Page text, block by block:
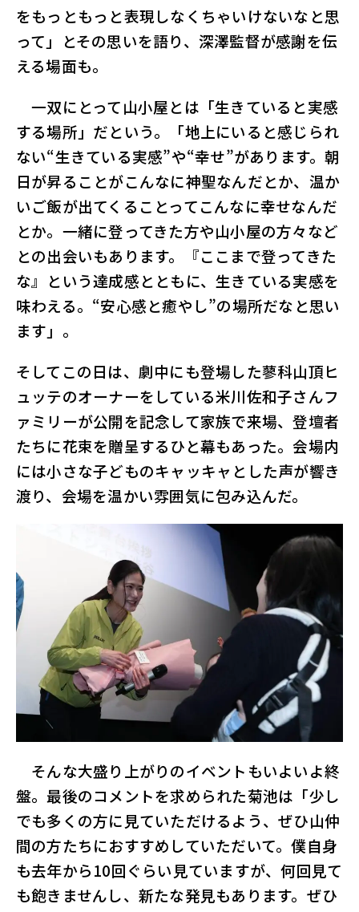
をもっともっと表現しなくちゃいけないなと思
って」とその思いを語り、深澤監督が感謝を伝
える場面も。
一双にとって山小屋とは「生きていると実感
する場所」だという。「地上にいると感じられ
ない“生きている実感”や“幸せ”があります。朝
日が昇ることがこんなに神聖なんだとか、温か
いご飯が出てくることってこんなに幸せなんだ
とか。一緒に登ってきた方や山小屋の方々など
との出会いもあります。『ここまで登ってきた
な』という達成感とともに、生きている実感を
味わえる。“安心感と癒やし”の場所だなと思い
ます」。
そしてこの日は、劇中にも登場した蓼科山頂ヒ
ュッテのオーナーをしている米川佐和子さんフ
ァミリーが公開を記念して家族で来場、登壇者
たちに花束を贈呈するひと幕もあった。会場内
には小さな子どものキャッキャとした声が響き
渡り、会場を温かい雰囲気に包み込んだ。
そんな大盛り上がりのイベントもいよいよ終
盤。最後のコメントを求められた菊池は「少し
でも多くの方に見ていただけるよう、ぜひ山仲
間の方たちにおすすめしていただいて。僕自身
も去年から10回ぐらい見ていますが、何回見て
も飽きませんし、新たな発見もあります。ぜひ